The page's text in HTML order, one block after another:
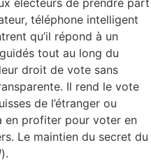
électeurs de prendre part
téléphone intelligent
qu’il répond à un
tout au long du
droit de vote sans
Il rend le vote
de l’étranger ou
en profiter pour voter en
Le maintien du secret du
).